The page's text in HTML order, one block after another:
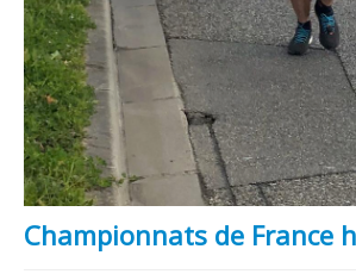
Championnats de France